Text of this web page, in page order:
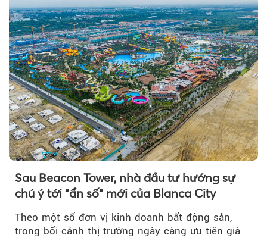
Sau Beacon Tower, nhà đầu tư hướng sự
chú ý tới "ẩn số" mới của Blanca City
Theo một số đơn vị kinh doanh bất động sản,
trong bối cảnh thị trường ngày càng ưu tiên giá